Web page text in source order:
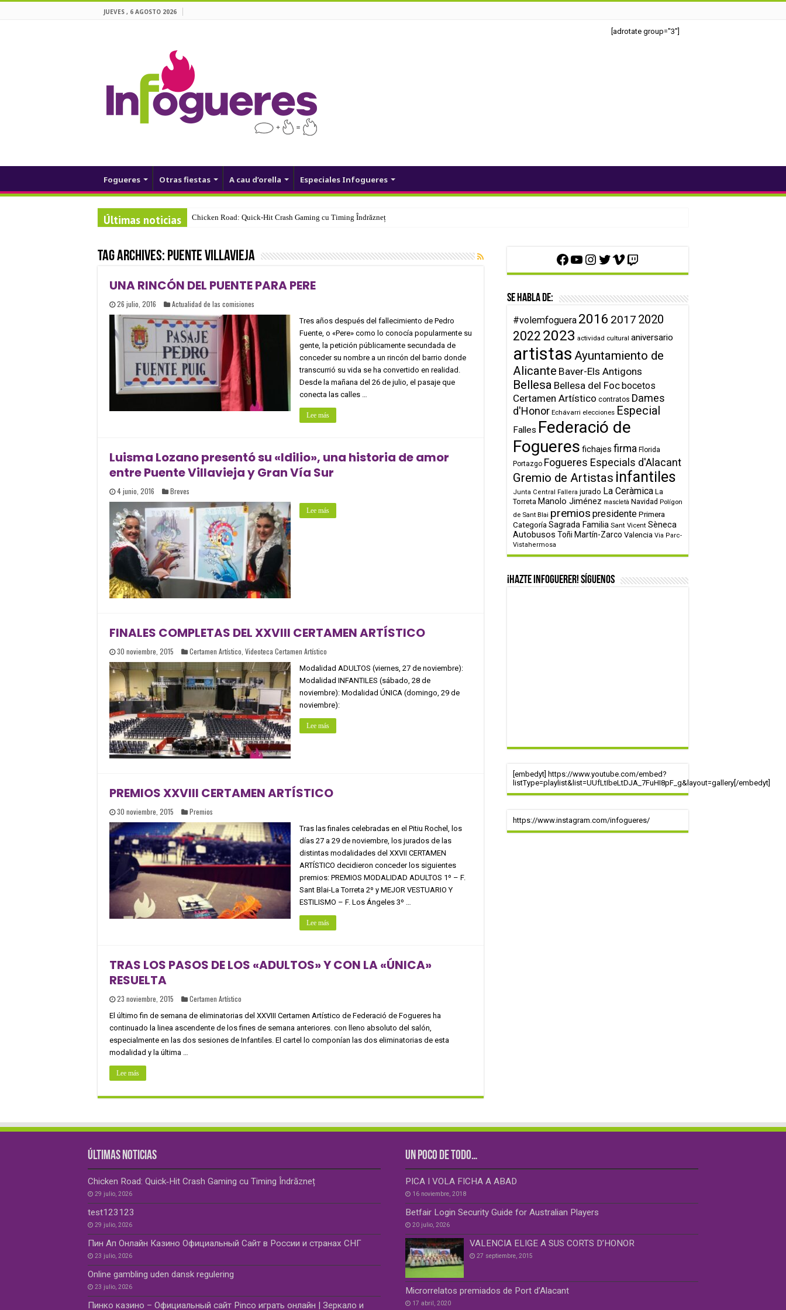
JUEVES , 6 AGOSTO 2026
[adrotate group="3"]
Fogueres Otras fiestas A cau d’orella Especiales Infogueres
Últimas noticias Chicken Road: Quick‑Hit Crash Gaming cu Timing Îndrăzneț
Tag Archives: Puente Villavieja
UNA RINCÓN DEL PUENTE PARA PERE
26 julio, 2016 Actualidad de las comisiones
Tres años después del fallecimiento de Pedro
Fuente, o «Pere» como lo conocía popularmente su
gente, la petición públicamente secundada de
conceder su nombre a un rincón del barrio donde
transcurrió su vida se ha convertido en realidad.
Desde la mañana del 26 de julio, el pasaje que
conecta las calles …
Lee más
Luisma Lozano presentó su «Idilio», una historia de amor
entre Puente Villavieja y Gran Vía Sur
4 junio, 2016 Breves
Lee más
FINALES COMPLETAS DEL XXVIII CERTAMEN ARTÍSTICO
30 noviembre, 2015 Certamen Artístico Videoteca Certamen Artístico
Modalidad ADULTOS (viernes, 27 de noviembre):
Modalidad INFANTILES (sábado, 28 de
noviembre): Modalidad ÚNICA (domingo, 29 de
noviembre):
Lee más
PREMIOS XXVIII CERTAMEN ARTÍSTICO
30 noviembre, 2015 Premios
Tras las finales celebradas en el Pitiu Rochel, los
días 27 a 29 de noviembre, los jurados de las
distintas modalidades del XXVII CERTAMEN
ARTÍSTICO decidieron conceder los siguientes
premios: PREMIOS MODALIDAD ADULTOS 1º – F.
Sant Blai-La Torreta 2º y MEJOR VESTUARIO Y
ESTILISMO – F. Los Ángeles 3º …
Lee más
TRAS LOS PASOS DE LOS «ADULTOS» Y CON LA «ÚNICA»
RESUELTA
23 noviembre, 2015 Certamen Artístico
El último fin de semana de eliminatorias del XXVIII Certamen Artístico de Federació de Fogueres ha
continuado la linea ascendente de los fines de semana anteriores. con lleno absoluto del salón,
especialmente en las dos sesiones de Infantiles. El cartel lo componían las dos eliminatorias de esta
modalidad y la última …
Lee más
Facebook
YouTube
Instagram
Twitter
VimeoTwitch
Se habla de:
#volemfoguera 2016 2017 2020
2022 2023 actividad cultural aniversario
artistas Ayuntamiento de
Alicante Baver-Els Antigons
Bellesa Bellesa del Focbocetos
Certamen Artístico contratos Dames
d'Honor Echávarri elecciones Especial
Falles Federació de
Fogueres fichajes firma Florida
Portazgo Fogueres Especials d'Alacant
Gremio de Artistas infantiles
Junta Central Fallera jurado La Ceràmica La
Torreta Manolo Jiménez mascletà Navidad Polígon
de Sant Blai premios presidentePrimera
Categoría Sagrada Familia Sant Vicent Sèneca
Autobusos Toñi Martín-Zarco Valencia Via Parc-
Vistahermosa
¡Hazte infoguerer! Síguenos
[embedyt] https://www.youtube.com/embed?
listType=playlist&list=UUfLtIbeLtDJA_7FuHI8pF_g&layout=gallery[/embedyt]
https://www.instagram.com/infogueres/
ÚLTIMAS NOTICIAS
Chicken Road: Quick‑Hit Crash Gaming cu Timing Îndrăzneț
29 julio, 2026
test123123
29 julio, 2026
Пин Ап Онлайн Казино Официальный Сайт в России и странах СНГ
23 julio, 2026
Online gambling uden dansk regulering
23 julio, 2026
Пинко казино – Официальный сайт Pinco играть онлайн | Зеркало и
UN POCO DE TODO…
PICA I VOLA FICHA A ABAD
16 noviembre, 2018
Betfair Login Security Guide for Australian Players
20 julio, 2026
VALENCIA ELIGE A SUS CORTS D’HONOR
27 septiembre, 2015
Microrrelatos premiados de Port d’Alacant
17 abril, 2020